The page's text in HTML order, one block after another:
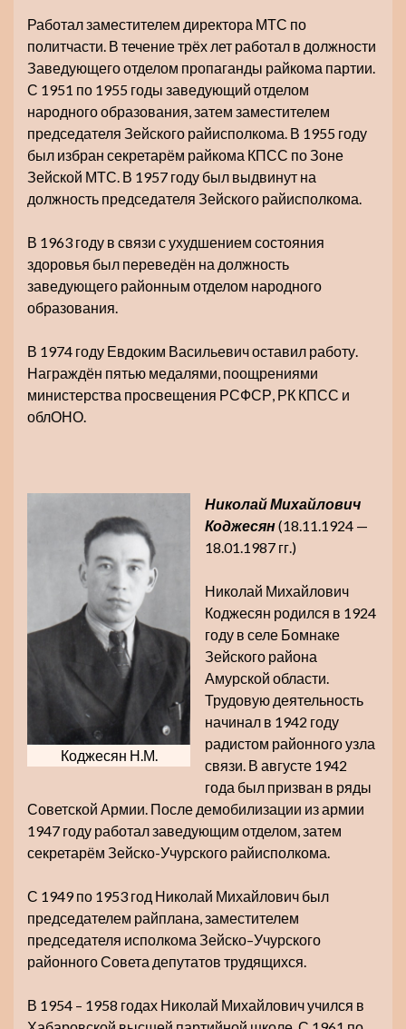
Работал заместителем директора МТС по
политчасти. В течение трёх лет работал в должности
Заведующего отделом пропаганды райкома партии.
С 1951 по 1955 годы заведующий отделом
народного образования, затем заместителем
председателя Зейского райисполкома. В 1955 году
был избран секретарём райкома КПСС по Зоне
Зейской МТС. В 1957 году был выдвинут на
должность председателя Зейского райисполкома.
В 1963 году в связи с ухудшением состояния
здоровья был переведён на должность
заведующего районным отделом народного
образования.
В 1974 году Евдоким Васильевич оставил работу.
Награждён пятью медалями, поощрениями
министерства просвещения РСФСР, РК КПСС и
облОНО.
Коджесян Н.М.
Николай Михайлович
Коджесян(18.11.1924 —
18.01.1987 гг.)
Николай Михайлович
Коджесян родился в 1924
году в селе Бомнаке
Зейского района
Амурской области.
Трудовую деятельность
начинал в 1942 году
радистом районного узла
связи. В августе 1942
года был призван в ряды
Советской Армии. После демобилизации из армии
1947 году работал заведующим отделом, затем
секретарём Зейско-Учурского райисполкома.
С 1949 по 1953 год Николай Михайлович был
председателем райплана, заместителем
председателя исполкома Зейско–Учурского
районного Совета депутатов трудящихся.
В 1954 – 1958 годах Николай Михайлович учился в